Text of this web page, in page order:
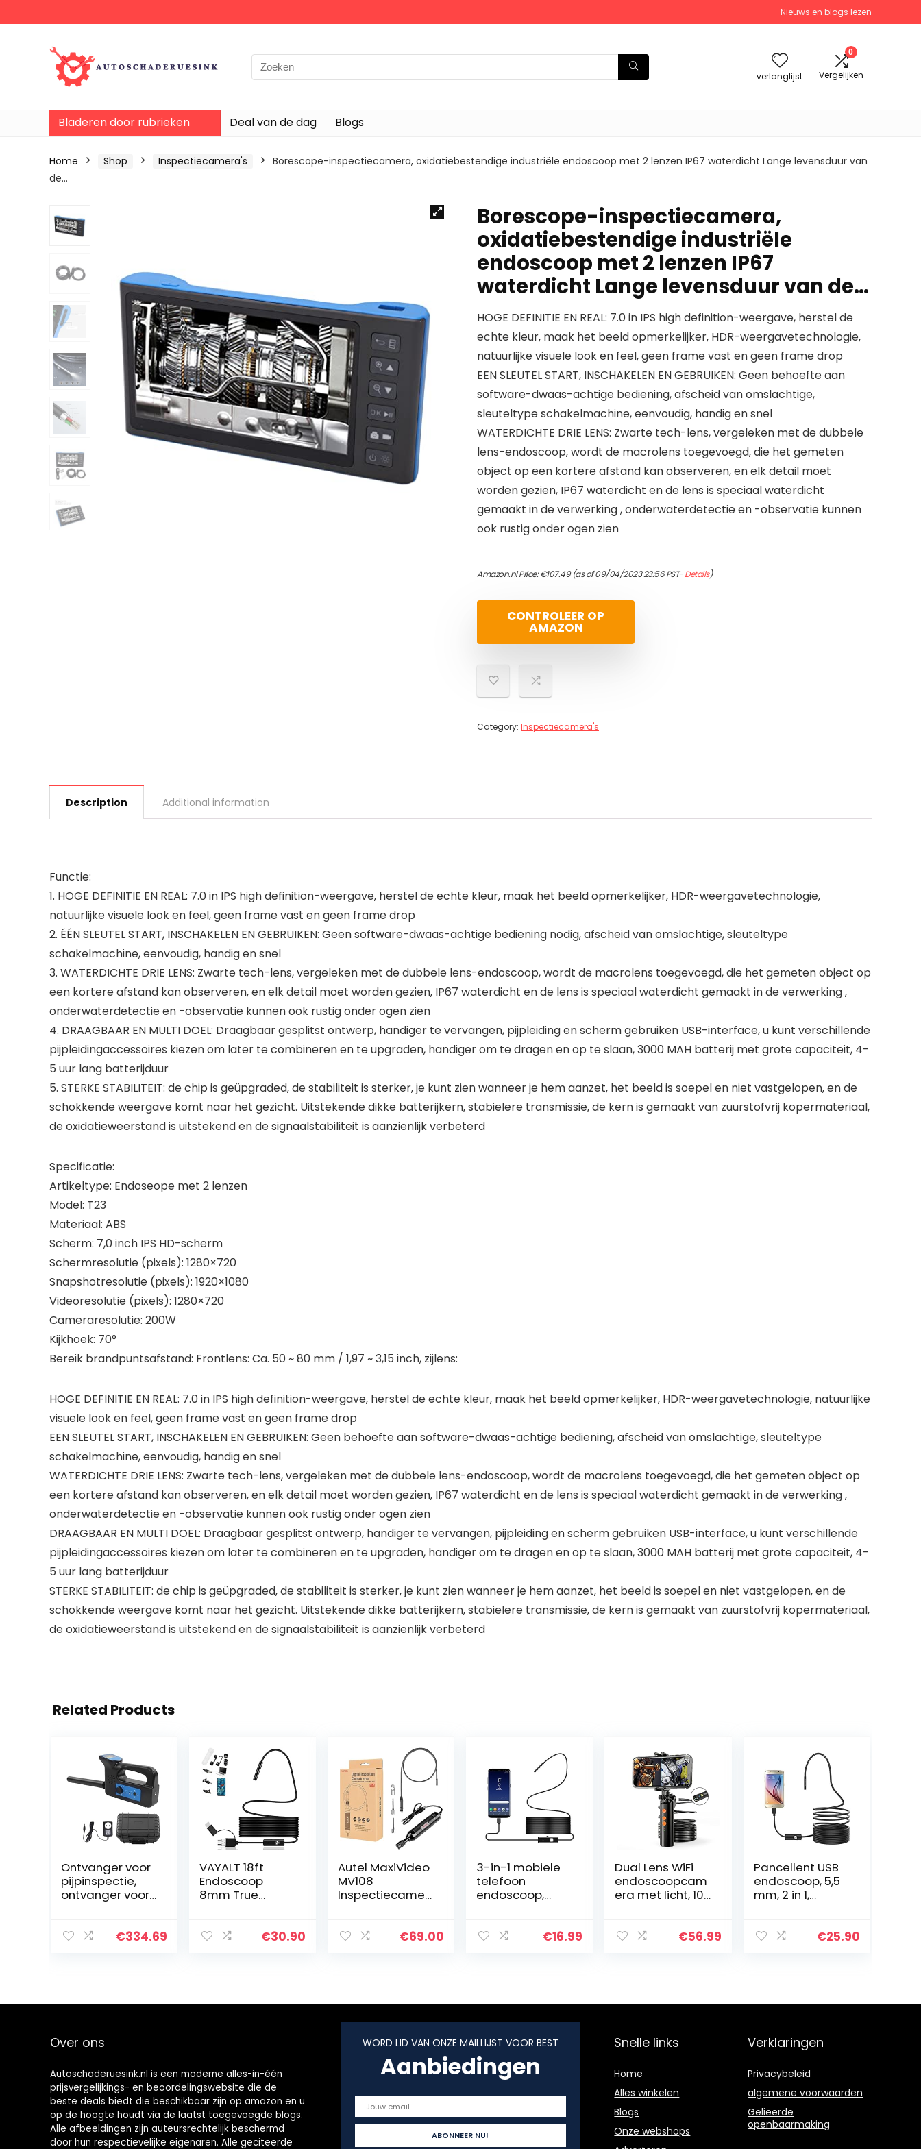
Nieuws en blogs lezen
verlanglijst
0
Vergelijken
Bladeren door rubrieken Deal van de dag Blogs
Home Shop Inspectiecamera's
Borescope-inspectiecamera, oxidatiebestendige industriële endoscoop met 2 lenzen IP67 waterdicht Lange levensduur van
de…
Borescope-inspectiecamera,
oxidatiebestendige industriële
endoscoop met 2 lenzen IP67
waterdicht Lange levensduur van de…
HOGE DEFINITIE EN REAL: 7.0 in IPS high definition-weergave, herstel de
echte kleur, maak het beeld opmerkelijker, HDR-weergavetechnologie,
natuurlijke visuele look en feel, geen frame vast en geen frame drop
EEN SLEUTEL START, INSCHAKELEN EN GEBRUIKEN: Geen behoefte aan
software-dwaas-achtige bediening, afscheid van omslachtige,
sleuteltype schakelmachine, eenvoudig, handig en snel
WATERDICHTE DRIE LENS: Zwarte tech-lens, vergeleken met de dubbele
lens-endoscoop, wordt de macrolens toegevoegd, die het gemeten
object op een kortere afstand kan observeren, en elk detail moet
worden gezien, IP67 waterdicht en de lens is speciaal waterdicht
gemaakt in de verwerking , onderwaterdetectie en -observatie kunnen
ook rustig onder ogen zien
Amazon.nl Price:€107.49(as of 09/04/2023 23:56 PST-Details)
CONTROLEER OP
AMAZON
Category: Inspectiecamera's
Description Additional information
Functie:
1. HOGE DEFINITIE EN REAL: 7.0 in IPS high definition-weergave, herstel de echte kleur, maak het beeld opmerkelijker, HDR-weergavetechnologie,
natuurlijke visuele look en feel, geen frame vast en geen frame drop
2. ÉÉN SLEUTEL START, INSCHAKELEN EN GEBRUIKEN: Geen software-dwaas-achtige bediening nodig, afscheid van omslachtige, sleuteltype
schakelmachine, eenvoudig, handig en snel
3. WATERDICHTE DRIE LENS: Zwarte tech-lens, vergeleken met de dubbele lens-endoscoop, wordt de macrolens toegevoegd, die het gemeten object op
een kortere afstand kan observeren, en elk detail moet worden gezien, IP67 waterdicht en de lens is speciaal waterdicht gemaakt in de verwerking ,
onderwaterdetectie en -observatie kunnen ook rustig onder ogen zien
4. DRAAGBAAR EN MULTI DOEL: Draagbaar gesplitst ontwerp, handiger te vervangen, pijpleiding en scherm gebruiken USB-interface, u kunt verschillende
pijpleidingaccessoires kiezen om later te combineren en te upgraden, handiger om te dragen en op te slaan, 3000 MAH batterij met grote capaciteit, 4-
5 uur lang batterijduur
5. STERKE STABILITEIT: de chip is geüpgraded, de stabiliteit is sterker, je kunt zien wanneer je hem aanzet, het beeld is soepel en niet vastgelopen, en de
schokkende weergave komt naar het gezicht. Uitstekende dikke batterijkern, stabielere transmissie, de kern is gemaakt van zuurstofvrij kopermateriaal,
de oxidatieweerstand is uitstekend en de signaalstabiliteit is aanzienlijk verbeterd
Specificatie:
Artikeltype: Endoseope met 2 lenzen
Model: T23
Materiaal: ABS
Scherm: 7,0 inch IPS HD-scherm
Schermresolutie (pixels): 1280×720
Snapshotresolutie (pixels): 1920×1080
Videoresolutie (pixels): 1280×720
Cameraresolutie: 200W
Kijkhoek: 70°
Bereik brandpuntsafstand: Frontlens: Ca. 50 ~ 80 mm / 1,97 ~ 3,15 inch, zijlens:
HOGE DEFINITIE EN REAL: 7.0 in IPS high definition-weergave, herstel de echte kleur, maak het beeld opmerkelijker, HDR-weergavetechnologie, natuurlijke
visuele look en feel, geen frame vast en geen frame drop
EEN SLEUTEL START, INSCHAKELEN EN GEBRUIKEN: Geen behoefte aan software-dwaas-achtige bediening, afscheid van omslachtige, sleuteltype
schakelmachine, eenvoudig, handig en snel
WATERDICHTE DRIE LENS: Zwarte tech-lens, vergeleken met de dubbele lens-endoscoop, wordt de macrolens toegevoegd, die het gemeten object op
een kortere afstand kan observeren, en elk detail moet worden gezien, IP67 waterdicht en de lens is speciaal waterdicht gemaakt in de verwerking ,
onderwaterdetectie en -observatie kunnen ook rustig onder ogen zien
DRAAGBAAR EN MULTI DOEL: Draagbaar gesplitst ontwerp, handiger te vervangen, pijpleiding en scherm gebruiken USB-interface, u kunt verschillende
pijpleidingaccessoires kiezen om later te combineren en te upgraden, handiger om te dragen en op te slaan, 3000 MAH batterij met grote capaciteit, 4-
5 uur lang batterijduur
STERKE STABILITEIT: de chip is geüpgraded, de stabiliteit is sterker, je kunt zien wanneer je hem aanzet, het beeld is soepel en niet vastgelopen, en de
schokkende weergave komt naar het gezicht. Uitstekende dikke batterijkern, stabielere transmissie, de kern is gemaakt van zuurstofvrij kopermateriaal,
de oxidatieweerstand is uitstekend en de signaalstabiliteit is aanzienlijk verbeterd
Related Products
Ontvanger voor
pijpinspectie,
ontvanger voor
512 Hz 100-240 V
€334.69
VAYALT 18ft
Endoscoop
8mm True
Zoomable
€30.90
Autel MaxiVideo
MV108
Inspectiecamer
MX808/MK808B
€69.00
3-in-1 mobiele
telefoon
endoscoop,
slang/kabel en
€16.99
Dual Lens WiFi
endoscoopcam
era met licht, 10
endoscoop€56.99
Pancellent USB
endoscoop, 5,5
mm, 2 in 1,
a, met 6 leds en
€25.90
Over ons
Autoschaderuesink.nl is een moderne alles-in-één
prijsvergelijkings- en beoordelingswebsite die de
beste deals biedt die beschikbaar zijn op amazon en u
op de hoogte houdt via de laatst toegevoegde blogs.
Alle afbeeldingen zijn auteursrechtelijk beschermd
door hun respectievelijke eigenaren. Alle geciteerde
WORD LID VAN ONZE MAILLIJST VOOR BEST
Aanbiedingen
Snelle links
Home
Alles winkelen
Blogs
Onze webshops
Verklaringen
Privacybeleid
algemene voorwaarden
Gelieerde
openbaarmaking